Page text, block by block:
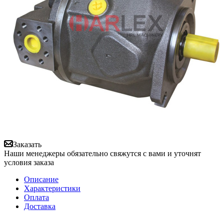
Заказать
Наши менеджеры обязательно свяжутся с вами и уточнят
условия заказа
Описание
Характеристики
Оплата
Доставка